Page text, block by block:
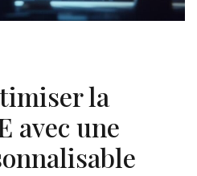
la
avec une